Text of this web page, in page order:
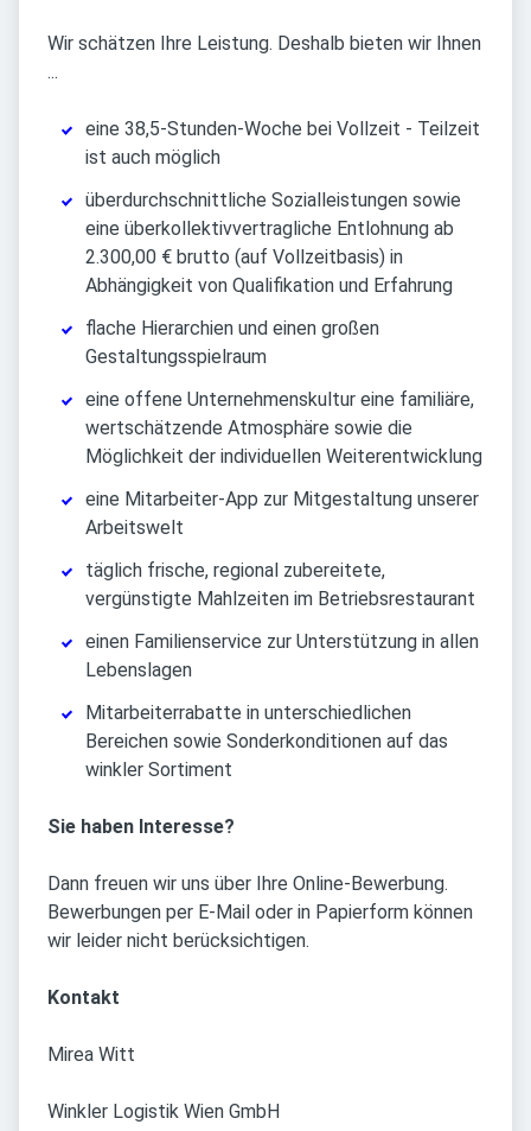
Wir schätzen Ihre Leistung. Deshalb bieten wir Ihnen
...
eine 38,5-Stunden-Woche bei Vollzeit - Teilzeit
ist auch möglich
überdurchschnittliche Sozialleistungen sowie
eine überkollektivvertragliche Entlohnung ab
2.300,00 € brutto (auf Vollzeitbasis) in
Abhängigkeit von Qualifikation und Erfahrung
flache Hierarchien und einen großen
Gestaltungsspielraum
eine offene Unternehmenskultur eine familiäre,
wertschätzende Atmosphäre sowie die
Möglichkeit der individuellen Weiterentwicklung
eine Mitarbeiter-App zur Mitgestaltung unserer
Arbeitswelt
täglich frische, regional zubereitete,
vergünstigte Mahlzeiten im Betriebsrestaurant
einen Familienservice zur Unterstützung in allen
Lebenslagen
Mitarbeiterrabatte in unterschiedlichen
Bereichen sowie Sonderkonditionen auf das
winkler Sortiment
Sie haben Interesse?
Dann freuen wir uns über Ihre Online-Bewerbung.
Bewerbungen per E-Mail oder in Papierform können
wir leider nicht berücksichtigen.
Kontakt
Mirea Witt
Winkler Logistik Wien GmbH